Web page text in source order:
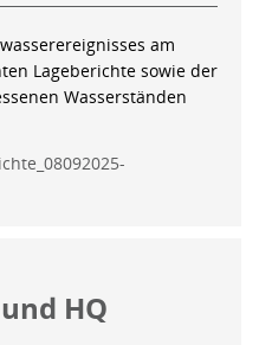
am
Lageberichte sowie der
Wasserständen
HQ